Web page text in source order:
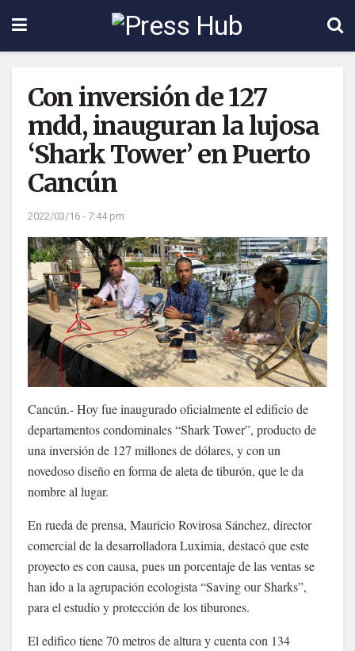
Con inversión de 127
mdd, inauguran la lujosa
‘Shark Tower’ en Puerto
Cancún
2022/03/16 - 7:44 pm
Cancún.- Hoy fue inaugurado oficialmente el edificio de
departamentos condominales “Shark Tower”, producto de
una inversión de 127 millones de dólares, y con un
novedoso diseño en forma de aleta de tiburón, que le da
nombre al lugar.
En rueda de prensa, Mauricio Rovirosa Sánchez, director
comercial de la desarrolladora Luximia, destacó que este
proyecto es con causa, pues un porcentaje de las ventas se
han ido a la agrupación ecologista “Saving our Sharks”,
para el estudio y protección de los tiburones.
El edifico tiene 70 metros de altura y cuenta con 134